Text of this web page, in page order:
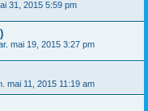
31, 2015 5:59 pm
mai 19, 2015 3:27 pm
mai 11, 2015 11:19 am